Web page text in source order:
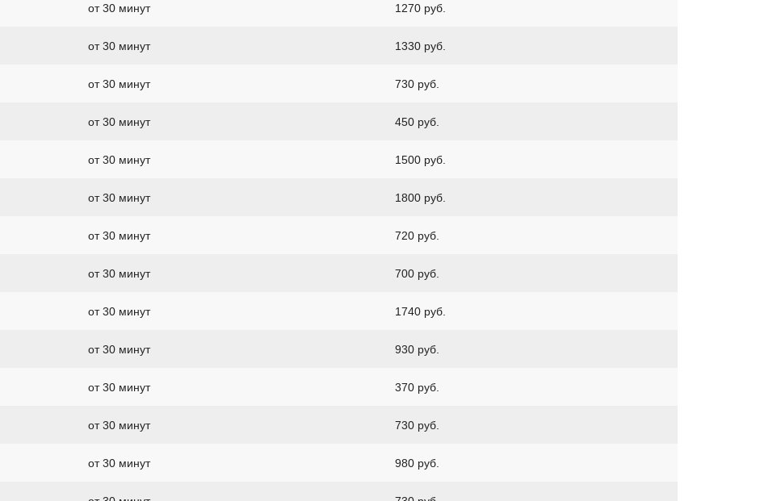
от 30 минут 1270 руб.
от 30 минут 1330 руб.
от 30 минут 730 руб.
от 30 минут 450 руб.
от 30 минут 1500 руб.
от 30 минут 1800 руб.
от 30 минут 720 руб.
от 30 минут 700 руб.
от 30 минут 1740 руб.
от 30 минут 930 руб.
от 30 минут 370 руб.
от 30 минут 730 руб.
от 30 минут 980 руб.